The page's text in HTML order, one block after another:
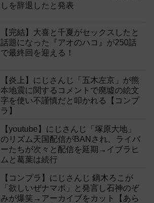
しを辞退したと発表
【完結】大喜と千夏がセックスしたと
話題になった『アオのハコ』が250話
で最終回を迎える！
【炎上】にじさんじ「五木左京」が熊
本地震に関するコメントで廃墟の絵文
字を使い不謹慎だと叩かれる【コンプ
ラ】
【youtube】にじさんじ「塚原大地」
のリズム天国配信がBANされ、ライバ
ーたちが次々と配信を延期→イブラヒ
ムと葛葉は続行
【コンプラ】にじさんじ 鏑木ろこが
「欲しいぜナマポ」と発言し石神のぞ
みが爆笑→アーカイブをカット【あら